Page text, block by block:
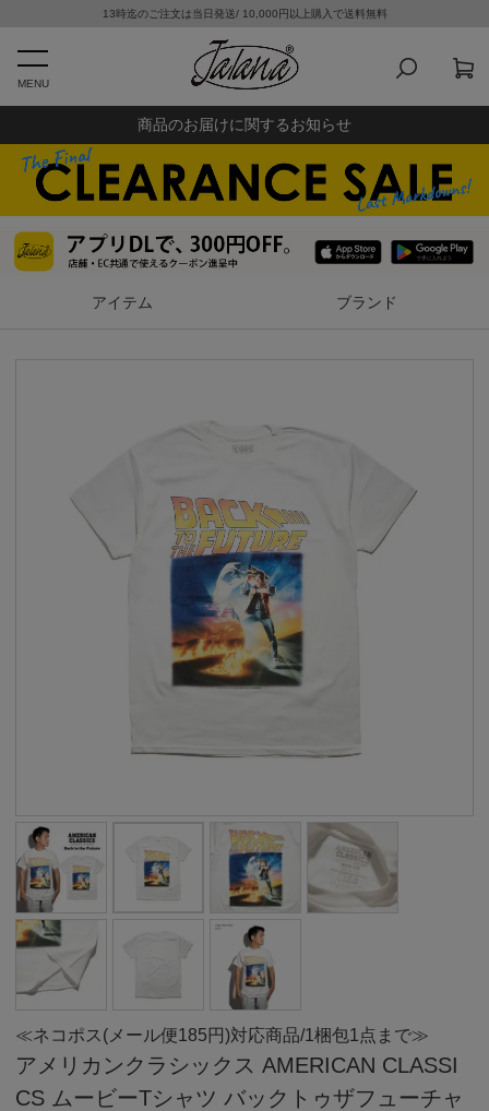
13時迄のご注文は当日発送/ 10,000円以上購入で送料無料
MENU
商品のお届けに関するお知らせ
アイテム ブランド
≪ネコポス(メール便185円)対応商品/1梱包1点まで≫
アメリカンクラシックス AMERICAN CLASSI
CS ムービーTシャツ バックトゥザフューチャ